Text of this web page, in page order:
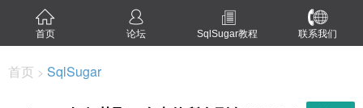
首页 论坛 SqlSugar教程 联系我们
首页 > SqlSugar